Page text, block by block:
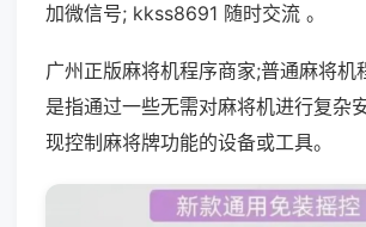
加微信号; kkss8691 随时交流 。
广州正版麻将机程序商家;普通麻将机
是指通过一些无需对麻将机进行复杂
现控制麻将牌功能的设备或工具。